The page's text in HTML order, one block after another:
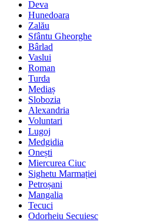
Deva
Hunedoara
Zalău
Sfântu Gheorghe
Bârlad
Vaslui
Roman
Turda
Mediaș
Slobozia
Alexandria
Voluntari
Lugoj
Medgidia
Onești
Miercurea Ciuc
Sighetu Marmației
Petroșani
Mangalia
Tecuci
Odorheiu Secuiesc